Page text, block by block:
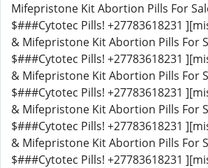
Mifepristone Kit Abortion Pills For
$###Cytotec Pills! +27783618231
& Mifepristone Kit Abortion Pills For
$###Cytotec Pills! +27783618231
& Mifepristone Kit Abortion Pills For
$###Cytotec Pills! +27783618231
& Mifepristone Kit Abortion Pills For
$###Cytotec Pills! +27783618231
& Mifepristone Kit Abortion Pills For
$###Cytotec Pills! +27783618231